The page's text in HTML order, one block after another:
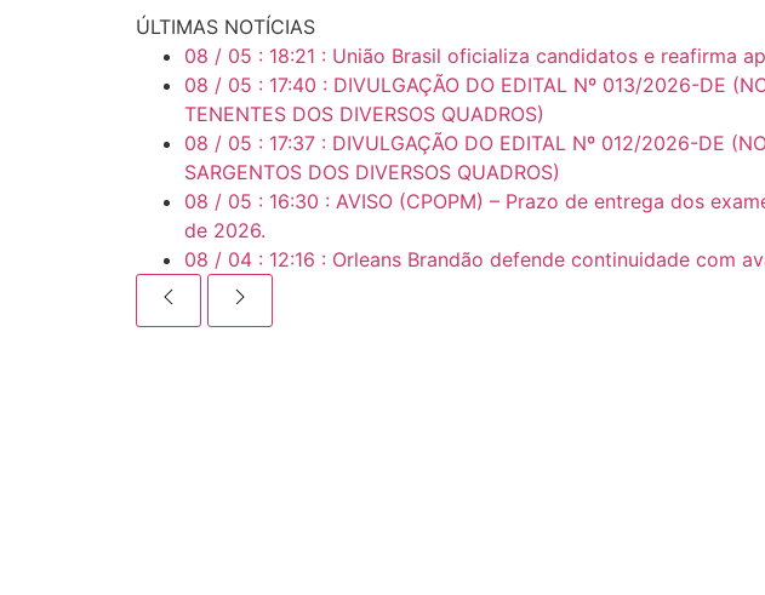
ÚLTIMAS NOTÍCIAS
08 / 05 : 18:21 : União Brasil oficializa candidatos e reafirma
08 / 05 : 17:40 : DIVULGAÇÃO DO EDITAL Nº 013/2026-DE
TENENTES DOS DIVERSOS QUADROS)
08 / 05 : 17:37 : DIVULGAÇÃO DO EDITAL Nº 012/2026-DE
SARGENTOS DOS DIVERSOS QUADROS)
08 / 05 : 16:30 : AVISO (CPOPM) – Prazo de entrega dos
de 2026.
08 / 04 : 12:16 : Orleans Brandão defende continuidade com